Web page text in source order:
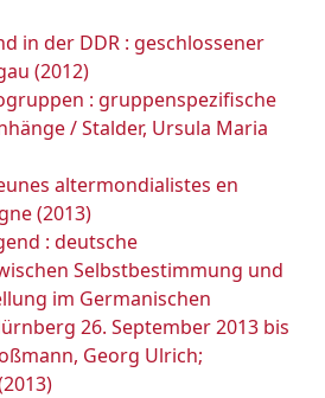
in der DDR : geschlossener
(2012)
: gruppenspezifische
/ Stalder, Ursula Maria
altermondialistes en
(2013)
: deutsche
Selbstbestimmung und
im Germanischen
26. September 2013 bis
Georg Ulrich;